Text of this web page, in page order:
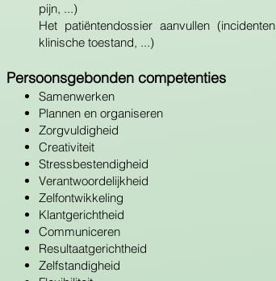
pijn, ...)
Het patiëntendossier aanvullen
klinische toestand, ...)
Persoonsgebonden competenties
Samenwerken
Plannen en organiseren
Zorgvuldigheid
Creativiteit
Stressbestendigheid
Verantwoordelijkheid
Zelfontwikkeling
Klantgerichtheid
Communiceren
Resultaatgerichtheid
Zelfstandigheid